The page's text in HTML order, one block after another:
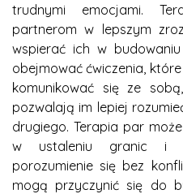
trudnymi emocjami.
partnerom w lepszym
wspierać ich w
obejmować ćwiczenia,
komunikować się ze
pozwalają im lepiej
drugiego. Terapia par
w ustaleniu granic i
porozumienie się bez
mogą przyczynić się do